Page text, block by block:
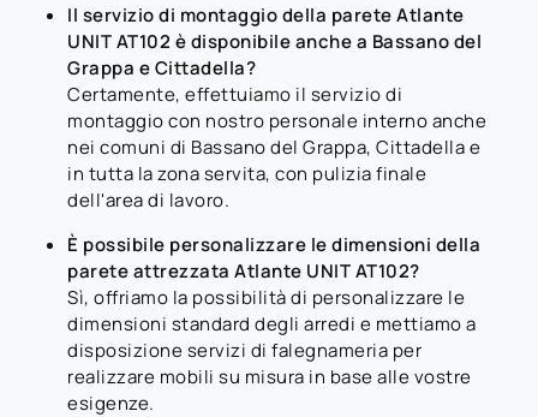
Il servizio di montaggio della parete Atlante
UNIT AT102 è disponibile anche a Bassano del
Grappa e Cittadella?
Certamente, effettuiamo il servizio di
montaggio con nostro personale interno anche
nei comuni di Bassano del Grappa, Cittadella e
in tutta la zona servita, con pulizia finale
dell'area di lavoro.
È possibile personalizzare le dimensioni della
parete attrezzata Atlante UNIT AT102?
Sì, offriamo la possibilità di personalizzare le
dimensioni standard degli arredi e mettiamo a
disposizione servizi di falegnameria per
realizzare mobili su misura in base alle vostre
esigenze.